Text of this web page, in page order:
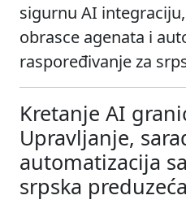
sigurnu AI
obrasce agenata i
raspoređivanje za
Kretanje AI
Upravljanje,
automatizacija
srpska preduzeća